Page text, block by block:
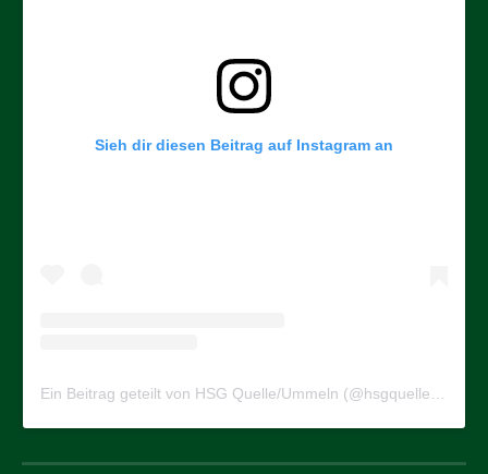
Sieh dir diesen Beitrag auf Instagram an